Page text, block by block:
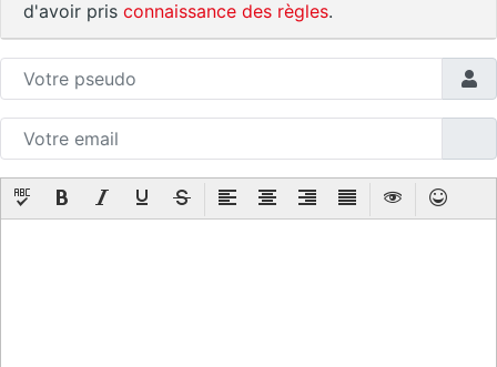
d'avoir pris connaissance des règles.